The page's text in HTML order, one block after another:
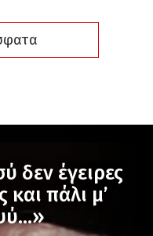
δεν έγειρες
πάλι μ’